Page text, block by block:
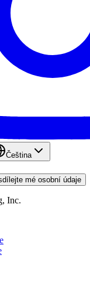
Čeština
mé osobní údaje
Inc.